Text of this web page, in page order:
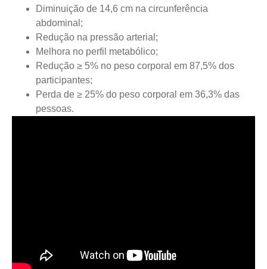
Diminuição de 14,6 cm na circunferência
abdominal;
Redução na pressão arterial;
Melhora no perfil metabólico;
Redução ≥ 5% no peso corporal em 87,5% dos
participantes;
Perda de ≥ 25% do peso corporal em 36,3% das
pessoas.